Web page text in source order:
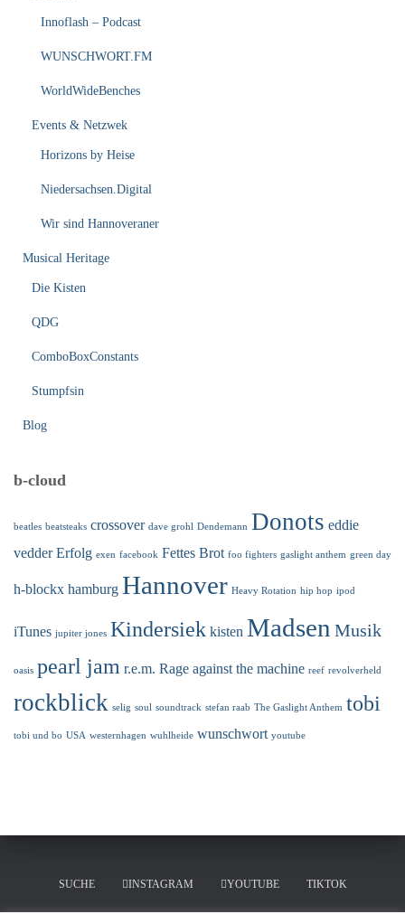
Innoflash – Podcast
WUNSCHWORT.FM
WorldWideBenches
Events & Netzwek
Horizons by Heise
Niedersachsen.Digital
Wir sind Hannoveraner
Musical Heritage
Die Kisten
QDG
ComboBoxConstants
Stumpfsin
Blog
b-cloud
beatles beatsteaks crossover dave grohl Dendemann Donots eddie
vedder Erfolg exen facebook Fettes Brot foo fighters gaslight anthem green day
h-blockx hamburg Hannover Heavy Rotation hip hop ipod
iTunes jupiter jones Kindersiek kisten Madsen Musik
oasis pearl jam r.e.m. Rage against the machine reef revolverheld
rockblick selig soul soundtrack stefan raab The Gaslight Anthem tobi
tobi und bo USA westernhagen wuhlheide wunschwort youtube
SUCHE INSTAGRAM YOUTUBE TIKTOK